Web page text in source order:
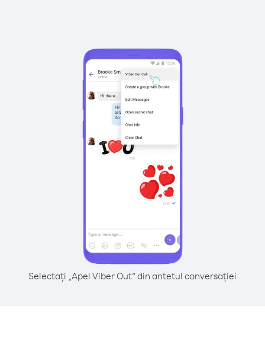
Selectați „Apel Viber Out” din antetul conversației